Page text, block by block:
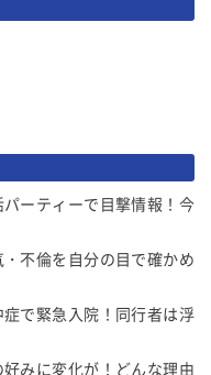
パーティーで目撃情報！今
不倫を自分の目で確かめ
症で緊急入院！同行者は浮
みに変化が！どんな理由